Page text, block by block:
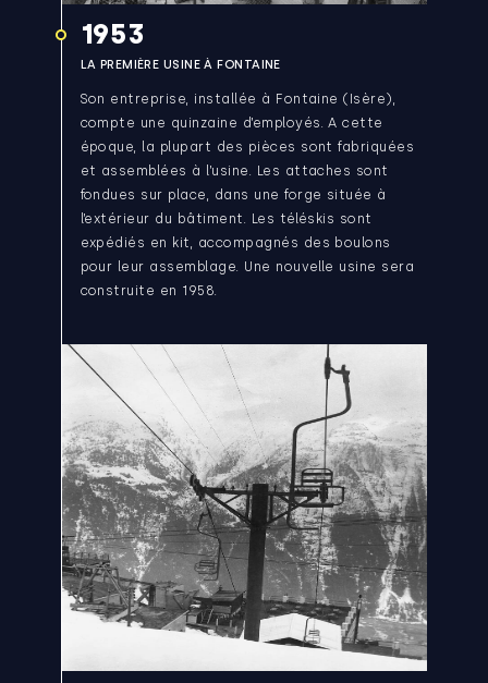
1953
LA PREMIÈRE USINE À FONTAINE
Son entreprise, installée à Fontaine (Isère),
compte une quinzaine d’employés. A cette
époque, la plupart des pièces sont fabriquées
et assemblées à l’usine. Les attaches sont
fondues sur place, dans une forge située à
l’extérieur du bâtiment. Les téléskis sont
expédiés en kit, accompagnés des boulons
pour leur assemblage. Une nouvelle usine sera
construite en 1958.